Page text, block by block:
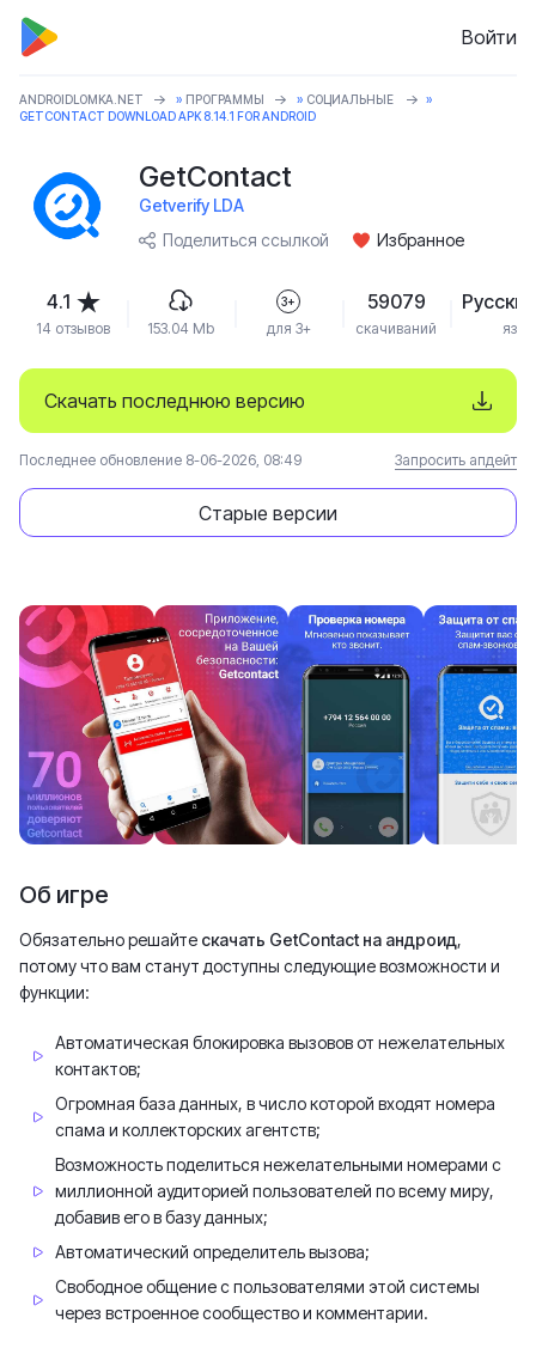
Войти
ANDROIDLOMKA.NET » ПРОГРАММЫ » СОЦИАЛЬНЫЕ
»
GETCONTACT DOWNLOAD APK 8.14.1 FOR ANDROID
GetContact
Getverify LDA
Поделиться ссылкой
Избранное
Скачать последнюю версию
Старые версии
Последнее обновление 8-06-2026, 08:49 Запросить апдейт
4.1
14 отзывов 153.04 Mb
3+
для 3+
59079
скачиваний
Русский
язык
Об игре
Обязательно решайте скачать GetContact на андроид,
потому что вам станут доступны следующие возможности и
функции:
Автоматическая блокировка вызовов от нежелательных
контактов;
Огромная база данных, в число которой входят номера
спама и коллекторских агентств;
Возможность поделиться нежелательными номерами с
миллионной аудиторией пользователей по всему миру,
добавив его в базу данных;
Автоматический определитель вызова;
Свободное общение с пользователями этой системы
через встроенное сообщество и комментарии.